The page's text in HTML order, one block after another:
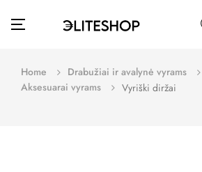
Toggle
navigation
☰
Home
Drabužiai ir avalynė vyrams
Aksesuarai vyrams
Vyriški diržai